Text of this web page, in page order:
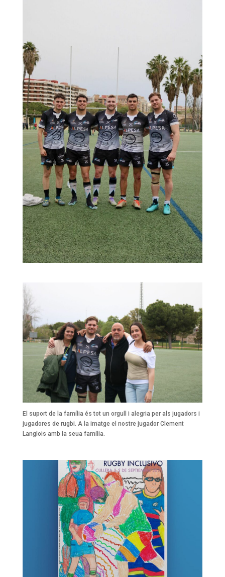
El suport de la família és tot un orgull i alegria per als jugadors i
jugadores de rugbi. A la imatge el nostre jugador Clement
Langlois amb la seua família.